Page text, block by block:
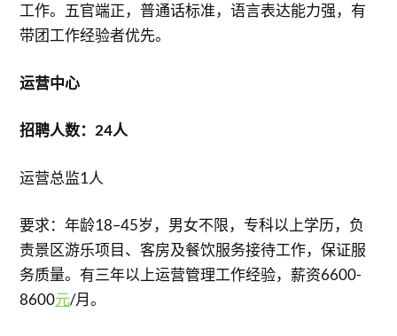
工作。五官端正，普通话标准，语言表达能力强，有
带团工作经验者优先。
运营中心
招聘人数：24人
运营总监1人
要求：年龄18–45岁，男女不限，专科以上学历，负
责景区游乐项目、客房及餐饮服务接待工作，保证服
务质量。有三年以上运营管理工作经验，薪资6600-
8600元/月。